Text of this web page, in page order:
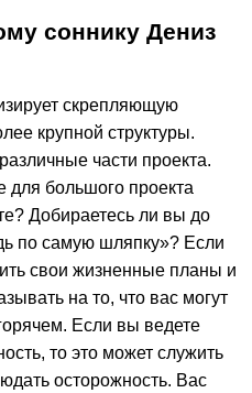
соннику Дениз
скрепляющую
крупной структуры.
части проекта.
для большого проекта
Добираетесь ли вы до
по самую шляпку»? Если
свои жизненные планы и
на то, что вас могут
Если вы ведете
то это может служить
осторожность. Вас